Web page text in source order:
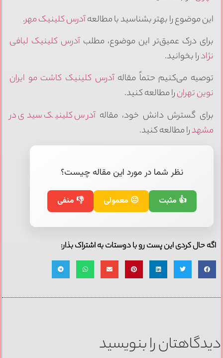
این موضوع را بهتر بشناسید با مطالعهآدرس کلینیک مهر.
برای درک عمیق‌تر این موضوع، مطلب آدرس کلینیک لبافی
نژادرا بخوانید.
توصیه می‌کنیم حتماً مقاله آدرس کلینیک کاشت مو ایران
نوین تهرانرا مطالعه کنید.
برای گسترش دانش خود، مقاله آدرس کلینیک سیدی در
مشهدرا مطالعه کنید.
نظر شما در مورد این مقاله چیست؟
👍 مثبت 😐 معمولی 👎 منفی
اگه حال کردی این پست رو با دوستات به اشتراک بذار:
دیدگاهتان را بنویسید